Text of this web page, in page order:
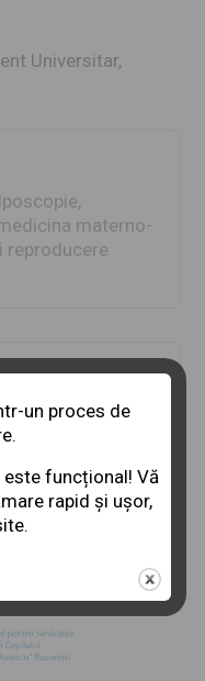
Universitar,
materno-
reproducere
un proces de
funcțional! Vă
rapid și ușor,